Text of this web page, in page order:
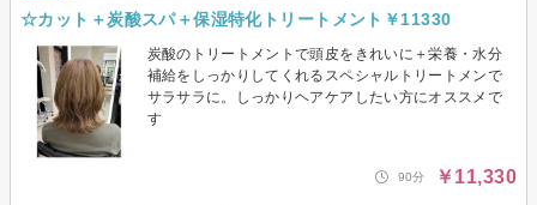
☆カット＋炭酸スパ＋保湿特化トリートメント￥11330
炭酸のトリートメントで頭皮をきれいに＋栄養・水分
補給をしっかりしてくれるスペシャルトリートメンで
サラサラに。しっかりヘアケアしたい方にオススメで
す
90分 ￥11,330